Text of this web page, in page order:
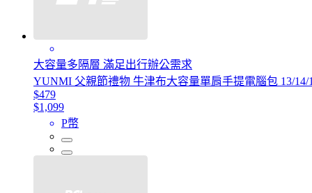
大容量多隔層 滿足出行辦公需求
YUNMI 父親節禮物 牛津布大容量單肩手提電腦包 13/
$479
$1,099
P幣